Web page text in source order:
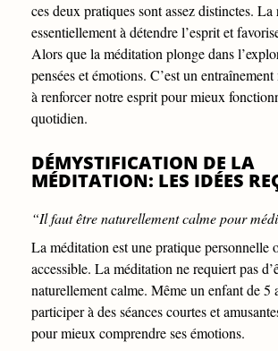
ces deux pratiques sont assez distinctes.
essentiellement à détendre l’esprit et
Alors que la méditation plonge dans
pensées et émotions. C’est un
à renforcer notre esprit pour mieux
quotidien.
DÉMYSTIFICATION DE LA
MÉDITATION: LES IDÉES
“Il faut être naturellement calme pour
La méditation est une pratique personnelle
accessible. La méditation ne requiert pas
naturellement calme. Même un enfant de 5
participer à des séances courtes et
pour mieux comprendre ses émotions.